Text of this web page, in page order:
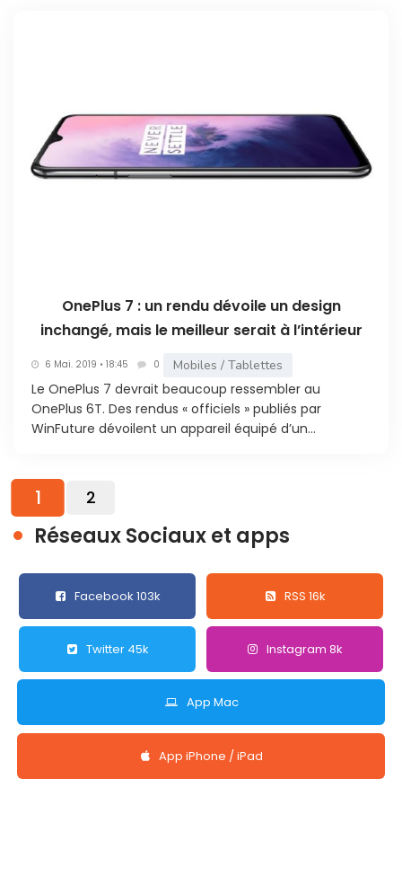
OnePlus 7 : un rendu dévoile un design
inchangé, mais le meilleur serait à l’intérieur
6 Mai. 2019 • 18:45 0 Mobiles / Tablettes
Le OnePlus 7 devrait beaucoup ressembler au
OnePlus 6T. Des rendus « officiels » publiés par
WinFuture dévoilent un appareil équipé d’un...
1 2
Réseaux Sociaux et apps
Facebook 103k RSS 16k
Twitter 45k Instagram 8k
App Mac
App iPhone / iPad